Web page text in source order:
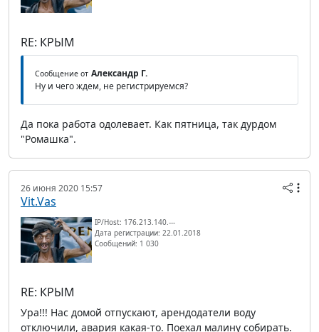
RE: КРЫМ
Сообщение от Александр Г.
Ну и чего ждем, не регистрируемся?
Да пока работа одолевает. Как пятница, так дурдом
"Ромашка".
26 июня 2020 15:57
Vit.Vas
IP/Host: 176.213.140.---
Дата регистрации: 22.01.2018
Сообщений: 1 030
RE: КРЫМ
Ура!!! Нас домой отпускают, арендодатели воду
отключили, авария какая-то. Поехал малину собирать.